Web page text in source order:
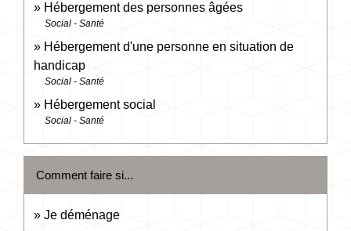
Hébergement des personnes âgées
Social - Santé
Hébergement d'une personne en situation de
handicap
Social - Santé
Hébergement social
Social - Santé
Comment faire si...
Je déménage